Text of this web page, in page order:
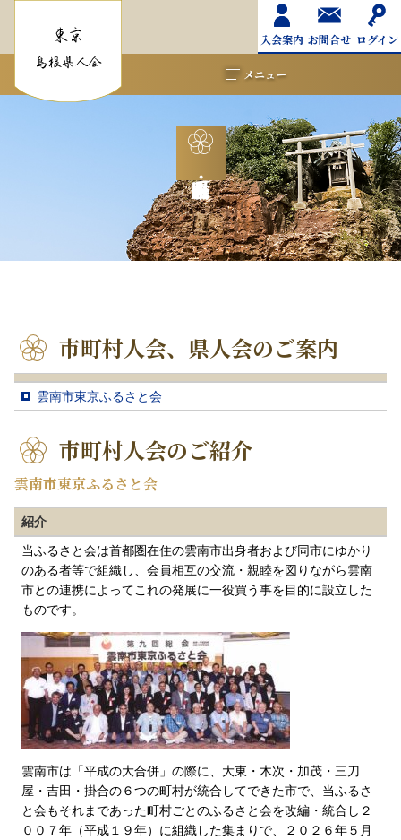
入会案内 お問合せ ログイン
メニュー
市町村人会、県人会のご案内
雲南市東京ふるさと会
市町村人会のご紹介
雲南市東京ふるさと会
紹介
当ふるさと会は首都圏在住の雲南市出身者および同市にゆかり
のある者等で組織し、会員相互の交流・親睦を図りながら雲南
市との連携によってこれの発展に一役買う事を目的に設立した
ものです。
雲南市は「平成の大合併」の際に、大東・木次・加茂・三刀
屋・吉田・掛合の６つの町村が統合してできた市で、当ふるさ
と会もそれまであった町村ごとのふるさと会を改編・統合し２
００７年（平成１９年）に組織した集まりで、２０２６年５月